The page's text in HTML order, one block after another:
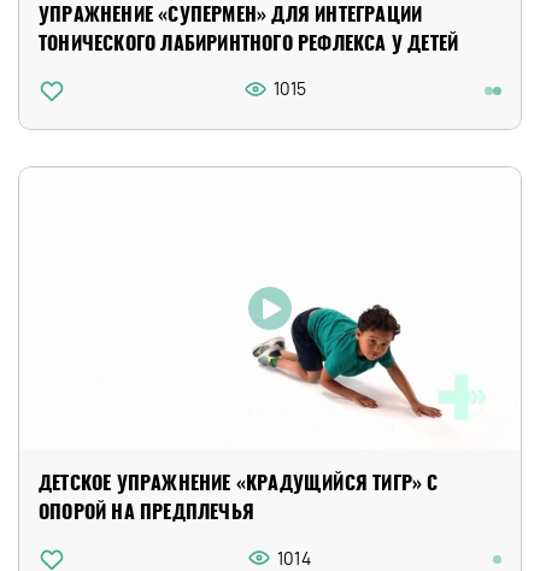
УПРАЖНЕНИЕ «СУПЕРМЕН» ДЛЯ ИНТЕГРАЦИИ
ТОНИЧЕСКОГО ЛАБИРИНТНОГО РЕФЛЕКСА У ДЕТЕЙ
1015
ДЕТСКОЕ УПРАЖНЕНИЕ «КРАДУЩИЙСЯ ТИГР» С
ОПОРОЙ НА ПРЕДПЛЕЧЬЯ
1014